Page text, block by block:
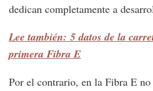
dedican completamente a
Lee también: 5 datos de la
primera Fibra E
Por el contrario, en la Fibra E